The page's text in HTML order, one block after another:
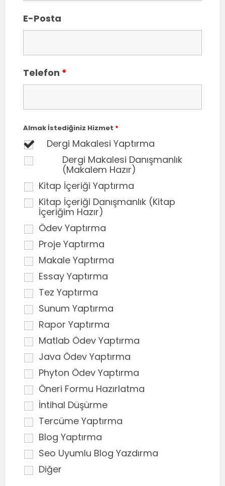
E-Posta
Telefon *
Almak İstediğiniz Hizmet *
Dergi Makalesi Yaptırma
Dergi Makalesi Danışmanlık
(Makalem Hazır)
Kitap İçeriği Yaptırma
Kitap İçeriği Danışmanlık (Kitap
İçeriğim Hazır)
Ödev Yaptırma
Proje Yaptırma
Makale Yaptırma
Essay Yaptırma
Tez Yaptırma
Sunum Yaptırma
Rapor Yaptırma
Matlab Ödev Yaptırma
Java Ödev Yaptırma
Phyton Ödev Yaptırma
Öneri Formu Hazırlatma
İntihal Düşürme
Tercüme Yaptırma
Blog Yaptırma
Seo Uyumlu Blog Yazdırma
Diğer